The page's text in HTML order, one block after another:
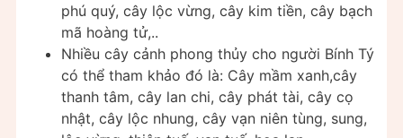
phú quý, cây lộc vừng, cây kim tiền, cây bạch
mã hoàng tử,..
Nhiều cây cảnh phong thủy cho người Bính Tý
có thể tham khảo đó là: Cây mầm xanh,cây
thanh tâm, cây lan chi, cây phát tài, cây cọ
nhật, cây lộc nhung, cây vạn niên tùng, sung,